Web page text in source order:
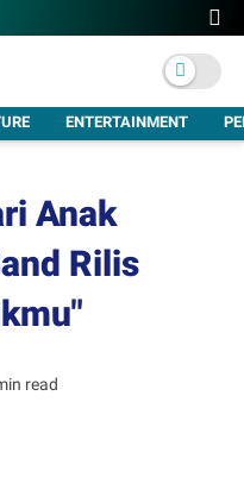
ENTERTAINMENT
Anak
Rilis
read